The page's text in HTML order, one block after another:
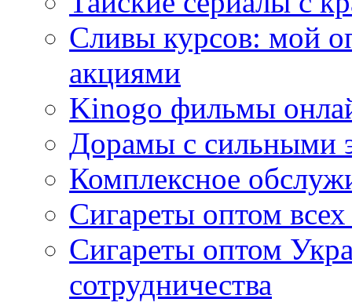
Сливы курсов: мой
акциями
Kinogo фильмы
Дорамы с сильными
Комплексное
Сигареты оптом
Сигареты оптом
сотрудничества